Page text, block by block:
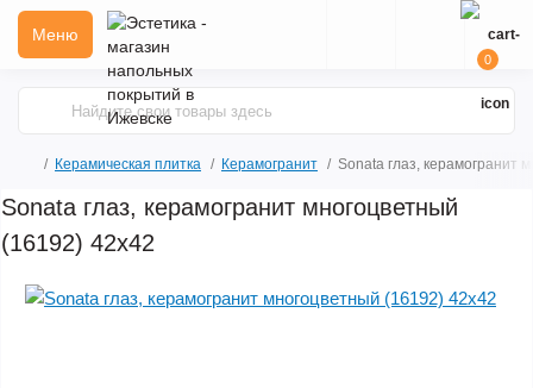
Меню
0
Керамическая плитка Керамогранит Sonata глаз, керамогранит
Sonata глаз, керамогранит многоцветный
(16192) 42x42